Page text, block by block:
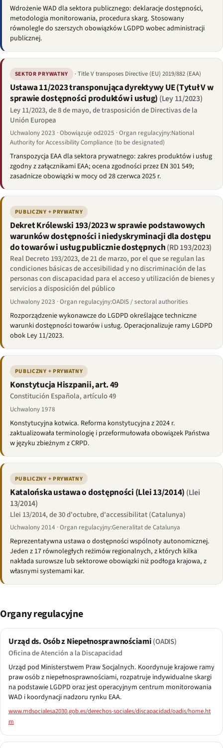
Wdrożenie WAD dla sektora publicznego: deklaracje dostępności,
metodologia monitorowania, procedura skarg. Stosowany
równolegle do szerszych obowiązków LGDPD wobec administracji
publicznej.
SEKTOR PRYWATNY · Title V transposes Directive (EU) 2019/882 (EAA)
Ustawa 11/2023 transponująca dyrektywy UE (Tytuł V w
sprawie dostępności produktów i usług) (Ley 11/2023)
Ley 11/2023, de 8 de mayo, de trasposición de Directivas de la
Unión Europea
Uchwalony 2023 · Obowiązuje od2025 · Organ regulacyjny:National
Authority for Accessibility Compliance (to be designated)
Transpozycja EAA dla sektora prywatnego: zakres produktów i usług
zgodny z załącznikami EAA; ocena zgodności przez EN 301 549;
zasadnicze obowiązki w mocy od 28 czerwca 2025 r.
PUBLICZNY + PRYWATNY
Dekret Królewski 193/2023 w sprawie podstawowych
warunków dostępności i niedyskryminacji dla dostępu
do towarów i usług publicznie dostępnych(RD 193/2023)
Real Decreto 193/2023, de 21 de marzo, por el que se regulan las
condiciones básicas de accesibilidad y no discriminación de las
personas con discapacidad para el acceso y utilización de bienes y
servicios a disposición del público
Uchwalony 2023 · Organ regulacyjny:OADIS / sectoral authorities
Rozporządzenie wykonawcze do LGDPD określające techniczne
warunki dostępności towarów i usług. Operacjonalizuje ramy LGDPD
obok Ley 11/2023.
PUBLICZNY + PRYWATNY
Konstytucja Hiszpanii, art. 49
Constitución Española, artículo 49
Uchwalony 1978
Konstytucyjna kotwica. Reforma konstytucyjna z 2024 r.
zaktualizowała terminologię i przeformułowała obowiązek Państwa
w języku zbieżnym z CRPD.
PUBLICZNY + PRYWATNY
Katalońska ustawa o dostępności (Llei 13/2014) (Llei
13/2014)
Llei 13/2014, de 30 d'octubre, d'accessibilitat (Catalunya)
Uchwalony 2014 · Organ regulacyjny:Generalitat de Catalunya
Reprezentatywna ustawa o dostępności wspólnoty autonomicznej.
Jeden z 17 równoległych reżimów regionalnych, z których kilka
nakłada surowsze lub sektorowe obowiązki niż podłoga krajowa, z
własnymi systemami kar.
Organy regulacyjne
Urząd ds. Osób z Niepełnosprawnościami(OADIS)
Oficina de Atención a la Discapacidad
Urząd pod Ministerstwem Praw Socjalnych. Koordynuje krajowe ramy
praw osób z niepełnosprawnościami, rozpatruje indywidualne skargi
na podstawie LGDPD oraz jest operacyjnym centrum monitorowania
WAD i koordynacji nadzoru rynku EAA.
www.mdsocialesa2030.gob.es/derechos-sociales/discapacidad/oadis/home.ht
m